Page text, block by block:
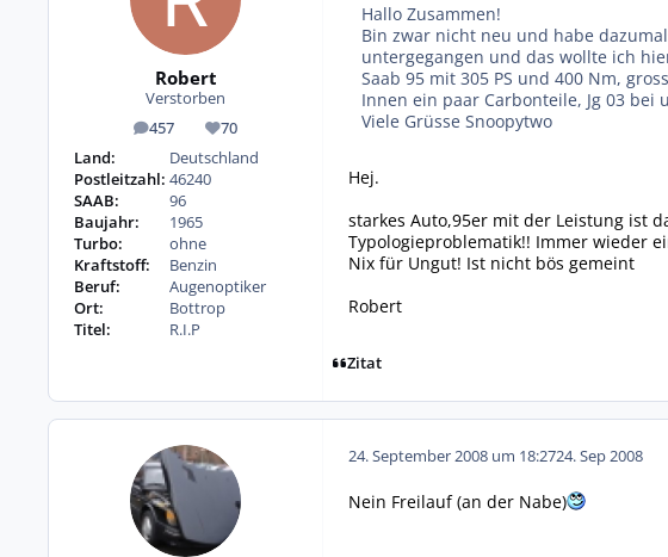
Robert
Verstorben
457
Beiträge 70
Reputation
Land:
Deutschland
Postleitzahl: 46240
SAAB:
96
Baujahr:
1965
Turbo:
ohne
Kraftstoff:
Benzin
Beruf:
Augenoptiker
Ort:
Bottrop
Titel:
R.I.P
Hallo Zusammen!
Bin zwar nicht neu und habe
untergegangen und das wollte ich
Saab 95 mit 305 PS und 400 Nm,
Innen ein paar Carbonteile, Jg 03
Viele Grüsse Snoopytwo
Hej.
starkes Auto,95er mit der Leistung ist
Typologieproblematik!! Immer wieder
Nix für Ungut! Ist nicht bös gemeint
Robert
Zitat
24. September 2008 um 18:2724. Sep 2008
Nein Freilauf (an der Nabe)